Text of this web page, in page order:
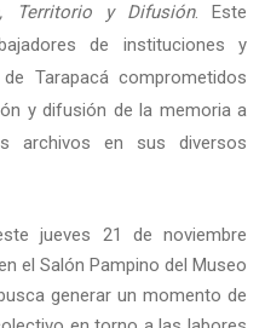
Territorio y Difusión. Este
de instituciones y
Tarapacá comprometidos
y difusión de la memoria a
archivos en sus diversos
jueves 21 de noviembre
el Salón Pampino del Museo
generar un momento de